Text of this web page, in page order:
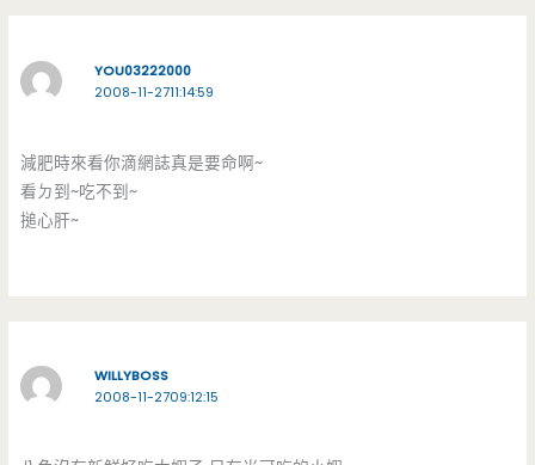
YOU03222000
2008-11-2711:14:59
減肥時來看你滴網誌真是要命啊~
看ㄉ到~吃不到~
搥心肝~
WILLYBOSS
2008-11-2709:12:15